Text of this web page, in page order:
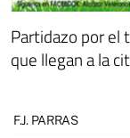
Partidazo por el
que llegan a la
F.J. PARRAS